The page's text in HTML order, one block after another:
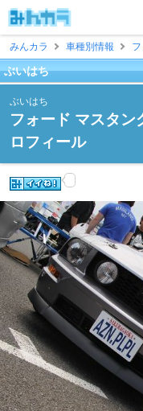
みんカラ
車種別情報
ぶいはち
ぶいはち
フォード マスタン
ロフィール